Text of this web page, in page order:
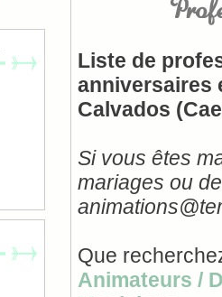
Liste de
anniversaires
Calvados
Si vous êtes
mariages ou
Que
Animateurs /